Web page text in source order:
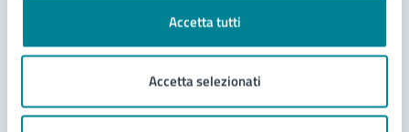
Accetta tutti
Accetta selezionati